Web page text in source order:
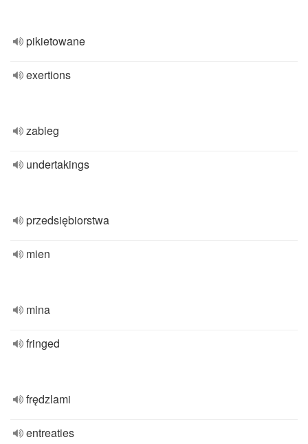
pikietowane
exertions
zabieg
undertakings
przedsiębiorstwa
mien
mina
fringed
frędzlami
entreaties